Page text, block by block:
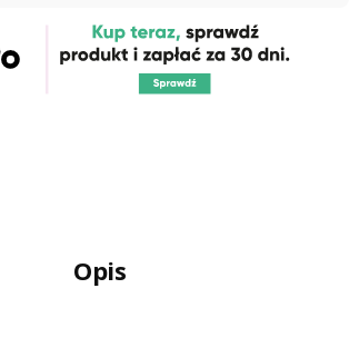
Opis